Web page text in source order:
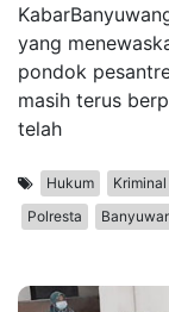
yang
pondok
masih terus
telah
Hukum Kriminal
Polresta